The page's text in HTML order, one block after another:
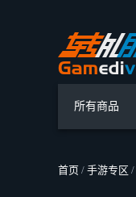
所有商品
首页 / 手游专区 /